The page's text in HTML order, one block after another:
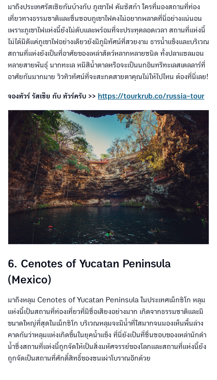
มาถึงประเทศรัสเซียกันบ้างกับ ภูเขาไฟ คัมซัสก้า ใครที่มองสถานที่ท่อง
เที่ยวทางธรรมชาติและชื่นชอบภูเขาไฟคงไม่อยากพลาดที่นี่อย่างแน่นอน
เพราะภูเขาไฟแห่งนี้ยังไม่ดับและพร้อมที่จะประทุตลอดเวลา สถานที่แห่งนี้
ไม่ได้มีดีแค่ภูเขาไฟอย่างเดียวยังมีภูมิทัศน์ที่สวยงาม ธารน้ำแข็งและบริเวณ
สถานที่แห่งยังเป็นที่อาศัยของเหล่าสัตว์หลากหลายชนิด ทั้งปลาแซลมอน
หลายสายพันธุ์ นากทะเล หมีสีน้ำตาลหรือจะเป็นนกอินทรีทะเลสเตลลาร์ที่
อาศัยกันมากมาย วิวทิวทัศน์ที่จะสะกดสายตาคุณไม่ให้ไปไหน ต้องที่นี่เลย!
จองทัวร์ รัสเซีย กับ ทัวร์ครับ >> https://tourkrub.co/russia-tour
6. Cenotes of Yucatan Peninsula
(Mexico)
มาถึงหลุม Cenotes of Yucatan Peninsula ในประเทศเม็กซิโก หลุม
แห่งนี้เป็นสถานที่ท่องเที่ยวที่มีชื่อเสียงอย่างมาก เกิดจากธรรมชาติและมี
ขนาดใหญ่ที่สุดในเม็กซิโก บริเวณหลุมจะมีน้ำที่ใสมากจนมองเห็นพื้นล่าง
คาดกันว่าหลุมแห่งเกิดขึ้นในยุคน้ำแข็ง ที่นี่ยังเป็นที่ชื่นชอบของเหล่านักดำ
น้ำซึ่งสถานที่แห่งนี้ถูกจัดให้เป็นสิ่งมหัศจรรย์ของโลกและสถานที่แห่งนี้ยัง
ถูกจัดเป็นสถานที่ศักดิ์สิทธิ์ของชนเผ่าโบราณอีกด้วย